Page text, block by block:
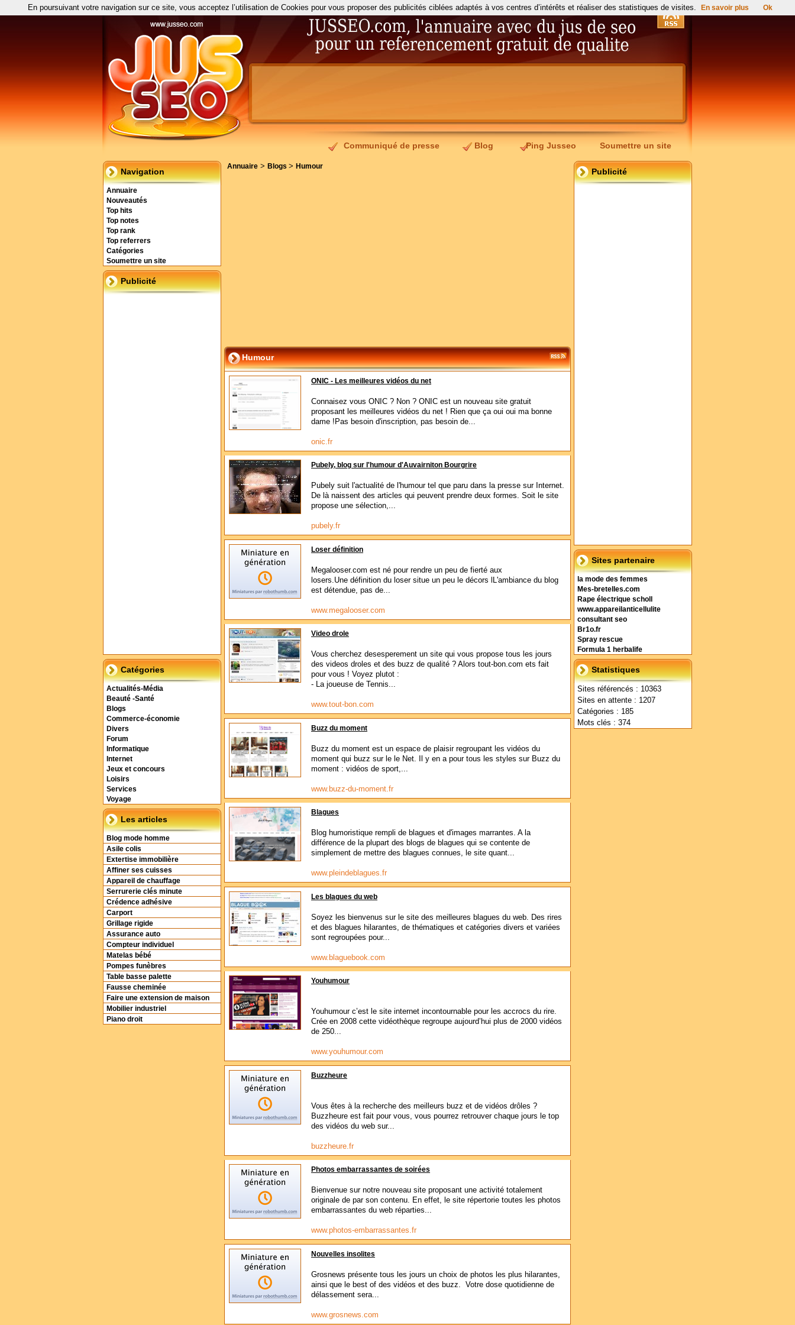
Communiqué de presse Blog Ping Jusseo Soumettre un site
Navigation
Annuaire
Nouveautés
Top hits
Top notes
Top rank
Top referrers
Catégories
Soumettre un site
Publicité
Catégories
Actualités-Média
Beauté -Santé
Blogs
Commerce-économie
Divers
Forum
Informatique
Internet
Jeux et concours
Loisirs
Services
Voyage
Les articles
Blog mode homme
Asile colis
Extertise immobilière
Affiner ses cuisses
Appareil de chauffage
Serrurerie clés minute
Crédence adhésive
Carport
Grillage rigide
Assurance auto
Compteur individuel
Matelas bébé
Pompes funèbres
Table basse palette
Fausse cheminée
Faire une extension de maison
Mobilier industriel
Piano droit
Publicité
Sites partenaire
la mode des femmes
Mes-bretelles.com
Rape électrique scholl
www.appareilanticellulite
consultant seo
Br1o.fr
Spray rescue
Formula 1 herbalife
Statistiques
Sites référencés : 10363
Sites en attente : 1207
Catégories : 185
Mots clés : 374
Annuaire > Blogs > Humour
Humour
ONIC - Les meilleures vidéos du net
Connaisez vous ONIC ? Non ? ONIC est un nouveau site gratuit
proposant les meilleures vidéos du net ! Rien que ça oui oui ma bonne
dame !Pas besoin d'inscription, pas besoin de...
onic.fr
Pubely, blog sur l'humour d'Auvairniton Bourgrire
Pubely suit l'actualité de l'humour tel que paru dans la presse sur Internet.
De là naissent des articles qui peuvent prendre deux formes. Soit le site
propose une sélection,...
pubely.fr
Loser définition
Megalooser.com est né pour rendre un peu de fierté aux
losers.Une définition du loser situe un peu le décors lL'ambiance du blog
est détendue, pas de...
www.megalooser.com
Video drole
Vous cherchez desesperement un site qui vous propose tous les jours
des videos droles et des buzz de qualité ? Alors tout-bon.com ets fait
pour vous ! Voyez plutot :
- La joueuse de Tennis...
www.tout-bon.com
Buzz du moment
Buzz du moment est un espace de plaisir regroupant les vidéos du
moment qui buzz sur le le Net. Il y en a pour tous les styles sur Buzz du
moment : vidéos de sport,...
www.buzz-du-moment.fr
Blagues
Blog humoristique rempli de blagues et d'images marrantes. A la
différence de la plupart des blogs de blagues qui se contente de
simplement de mettre des blagues connues, le site quant...
www.pleindeblagues.fr
Les blagues du web
Soyez les bienvenus sur le site des meilleures blagues du web. Des rires
et des blagues hilarantes, de thématiques et catégories divers et variées
sont regroupées pour...
www.blaguebook.com
Youhumour
Youhumour c’est le site internet incontournable pour les accrocs du rire.
Crée en 2008 cette vidéothèque regroupe aujourd’hui plus de 2000 vidéos
de 250...
www.youhumour.com
Buzzheure
Vous êtes à la recherche des meilleurs buzz et de vidéos drôles ?
Buzzheure est fait pour vous, vous pourrez retrouver chaque jours le top
des vidéos du web sur...
buzzheure.fr
Photos embarrassantes de soirées
Bienvenue sur notre nouveau site proposant une activité totalement
originale de par son contenu. En effet, le site répertorie toutes les photos
embarrassantes du web réparties...
www.photos-embarrassantes.fr
Nouvelles insolites
Grosnews présente tous les jours un choix de photos les plus hilarantes,
ainsi que le best of des vidéos et des buzz. Votre dose quotidienne de
délassement sera...
www.grosnews.com
En poursuivant votre navigation sur ce site, vous acceptez l’utilisation de Cookies pour vous proposer des publicités ciblées adaptés à vos centres d’intérêts et réaliser des statistiques de visites. En savoir plus Ok